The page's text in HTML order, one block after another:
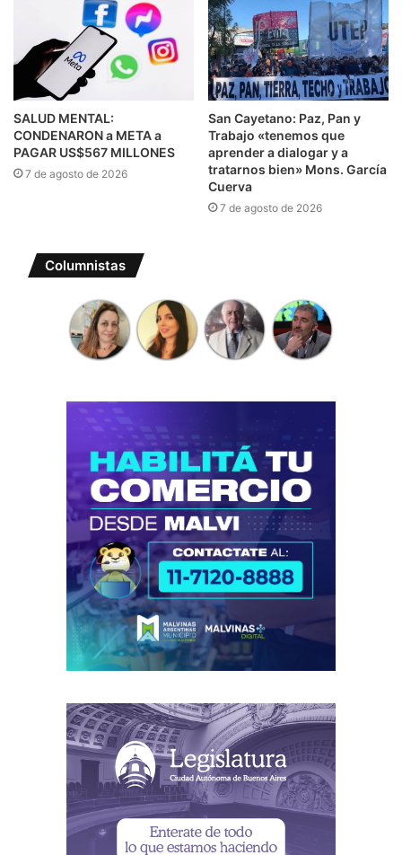
SALUD MENTAL:
CONDENARON a META a
PAGAR US$567 MILLONES
7 de agosto de 2026
San Cayetano: Paz, Pan y
Trabajo «tenemos que
aprender a dialogar y a
tratarnos bien» Mons. García
Cuerva
7 de agosto de 2026
Columnistas